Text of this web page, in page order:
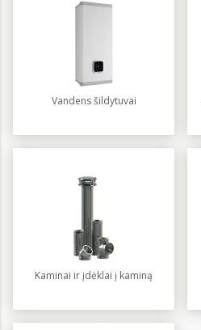
Vandens šildytuvai
Kaminai ir įdėklai į kaminą